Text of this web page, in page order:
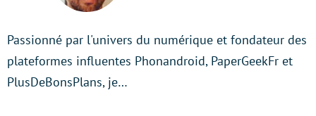
Passionné par l'univers du numérique et fondateur des
plateformes influentes Phonandroid, PaperGeekFr et
PlusDeBonsPlans, je…